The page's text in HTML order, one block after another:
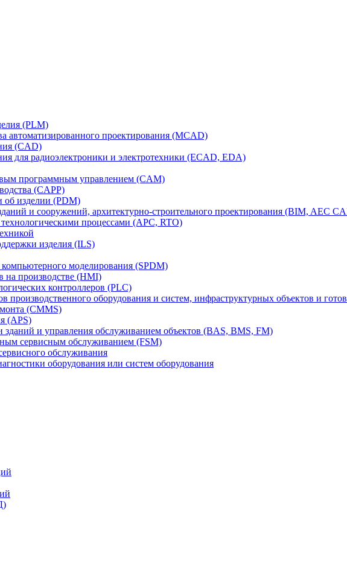
(PLM)
автоматизированного проектирования (MCAD)
(CAD)
для радиоэлектроники и электротехники (ECAD, EDA)
программным управлением (CAM)
(CAPP)
об изделии (PDM)
и сооружений, архитектурно-строительного проектирования (BIM, AEC
процессами (APC, RTO)
изделия (ILS)
моделирования (SPDM)
производстве (HMI)
контроллеров (PLC)
оборудования и систем, инфраструктурных объектов и
(CMMS)
(APS)
зданий и управления обслуживанием объектов (BAS, BMS, FM)
сервисным обслуживанием (FSM)
обслуживания
оборудования или систем оборудования